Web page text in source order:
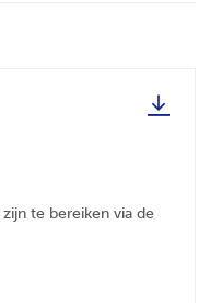
te bereiken via de